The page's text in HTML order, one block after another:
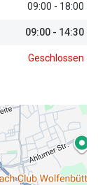
Ratgeber
UV-
Alle
Angebote
09:00 - 18:00
09:00 - 14:30
Geschlossen